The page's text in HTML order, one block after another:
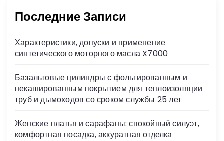
Последние Записи
Характеристики, допуски и применение
синтетического моторного масла X7000
Базальтовые цилиндры с фольгированным и
некашированным покрытием для теплоизоляции
труб и дымоходов со сроком службы 25 лет
Женские платья и сарафаны: спокойный силуэт,
комфортная посадка, аккуратная отделка